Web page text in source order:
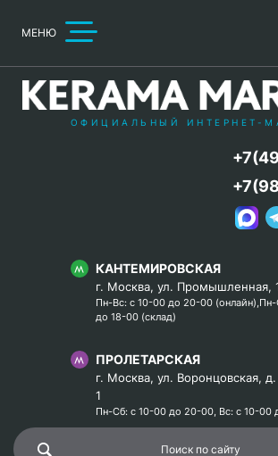
МЕНЮ
ОФИЦИАЛЬНЫЙ ИНТЕРНЕТ-
КАНТЕМИРОВСКАЯ
г. Москва, ул. Промышленная,
Пн-Вс: с 10-00 до 20-00 (онлайн),Пн-
до 18-00 (склад)
ПРОЛЕТАРСКАЯ
г. Москва, ул. Воронцовская,
1
Пн-Сб: с 10-00 до 20-00, Вс: с 10-00